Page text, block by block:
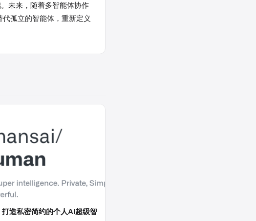
未来，随着多智能体协作
孤立的智能体，重新定义
造私密简约的个人AI超级智